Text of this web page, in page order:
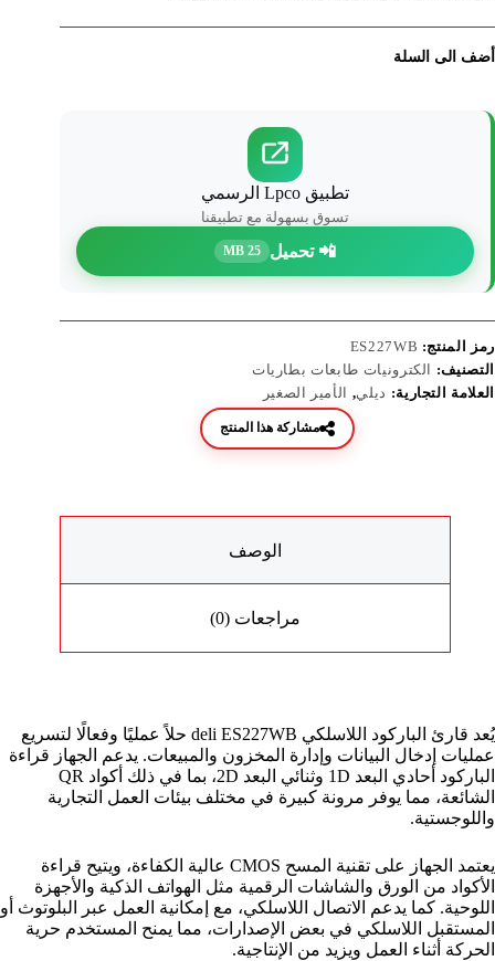
أضف الى السلة
تطبيق Lpco الرسمي
تسوق بسهولة مع تطبيقنا
📲 تحميل 25 MB
رمز المنتج: ES227WB
التصنيف:
الكترونيات طابعات بطاريات
العلامة التجارية: ديلي, الأمير الصغير
مشاركة هذا المنتج
الوصف
مراجعات (0)
يُعد قارئ الباركود اللاسلكي deli ES227WB حلاً عمليًا وفعالًا لتسريع
عمليات إدخال البيانات وإدارة المخزون والمبيعات. يدعم الجهاز قراءة
الباركود أحادي البعد 1D وثنائي البعد 2D، بما في ذلك أكواد QR
الشائعة، مما يوفر مرونة كبيرة في مختلف بيئات العمل التجارية
واللوجستية.
يعتمد الجهاز على تقنية المسح CMOS عالية الكفاءة، ويتيح قراءة
الأكواد من الورق والشاشات الرقمية مثل الهواتف الذكية والأجهزة
اللوحية. كما يدعم الاتصال اللاسلكي، مع إمكانية العمل عبر البلوتوث أو
المستقبل اللاسلكي في بعض الإصدارات، مما يمنح المستخدم حرية
الحركة أثناء العمل ويزيد من الإنتاجية.